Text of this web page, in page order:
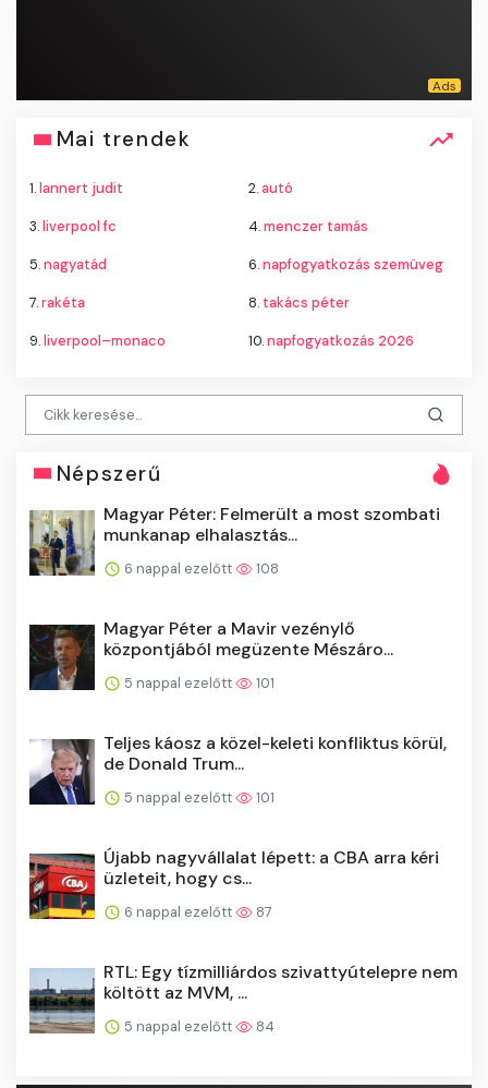
Mai trendek
1.lannert judit 2.autó
3.liverpool fc 4.menczer tamás
5.nagyatád 6.napfogyatkozás szemüveg
7.rakéta 8. takács péter
9.liverpool–monaco 10.napfogyatkozás 2026
Népszerű
Magyar Péter: Felmerült a most szombati
munkanap elhalasztás...
6 nappal ezelőtt 108
Magyar Péter a Mavir vezénylő
központjából megüzente Mészáro...
5 nappal ezelőtt 101
Teljes káosz a közel-keleti konfliktus körül,
de Donald Trum...
5 nappal ezelőtt 101
Újabb nagyvállalat lépett: a CBA arra kéri
üzleteit, hogy cs...
6 nappal ezelőtt 87
RTL: Egy tízmilliárdos szivattyútelepre nem
költött az MVM, ...
5 nappal ezelőtt 84